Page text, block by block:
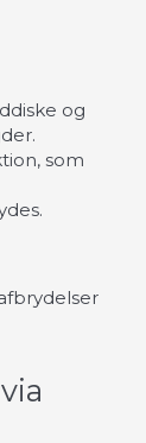
og
som